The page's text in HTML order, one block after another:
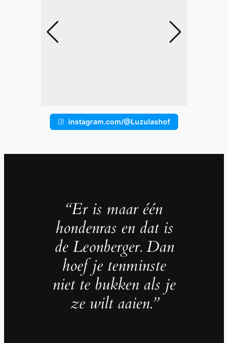
instagram.com/@Luzulashof
“Er is maar één
hondenras en dat is
de Leonberger. Dan
hoef je tenminste
niet te bukken als je
ze wilt aaien.”